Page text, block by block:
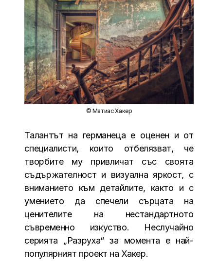
© Матиас Хакер
Талантът на германеца е оценен и от
специалисти, които отбелязват, че
творбите му привличат със своята
съдържателност и визуална яркост, с
вниманието към детайлите, както и с
умението да спечели сърцата на
ценителите на нестандартното
съвременно изкуство. Неслучайно
серията „Разруха“ за момента е най-
популярният проект на Хакер.